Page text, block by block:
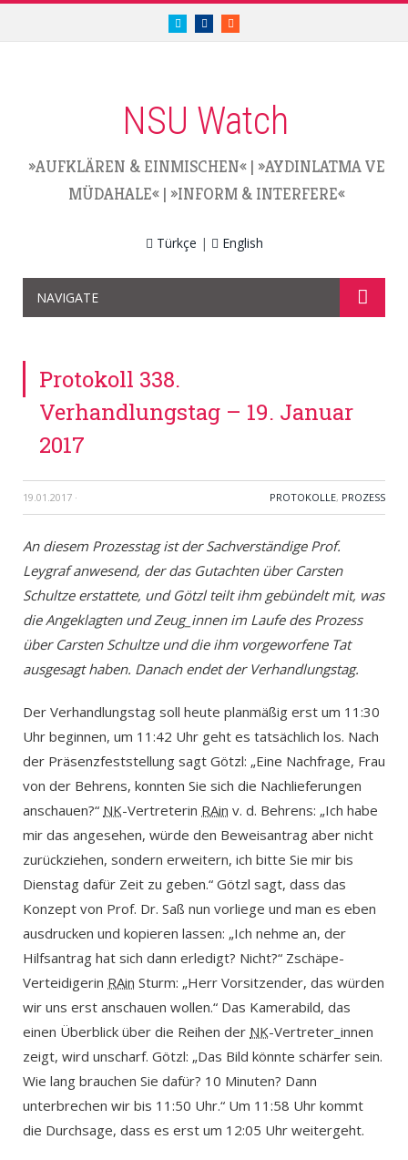
twitter.com/nsuwatch
facebook.com/nsuwatch
RSS
NSU Watch
»AUFKLÄREN & EINMISCHEN« | »AYDINLATMA VE
MÜDAHALE« | »INFORM & INTERFERE«
Türkçe | English
NAVIGATE
Protokoll 338.
Verhandlungstag – 19. Januar
2017
19.01.2017 · PROTOKOLLE, PROZESS
An diesem Prozesstag ist der Sachverständige Prof.
Leygraf anwesend, der das Gutachten über Carsten
Schultze erstattete, und Götzl teilt ihm gebündelt mit, was
die Angeklagten und Zeug_innen im Laufe des Prozess
über Carsten Schultze und die ihm vorgeworfene Tat
ausgesagt haben. Danach endet der Verhandlungstag.
Der Verhandlungstag soll heute planmäßig erst um 11:30
Uhr beginnen, um 11:42 Uhr geht es tatsächlich los. Nach
der Präsenzfeststellung sagt Götzl: „Eine Nachfrage, Frau
von der Behrens, konnten Sie sich die Nachlieferungen
anschauen?“ NK-Vertreterin RAin v. d. Behrens: „Ich habe
mir das angesehen, würde den Beweisantrag aber nicht
zurückziehen, sondern erweitern, ich bitte Sie mir bis
Dienstag dafür Zeit zu geben.“ Götzl sagt, dass das
Konzept von Prof. Dr. Saß nun vorliege und man es eben
ausdrucken und kopieren lassen: „Ich nehme an, der
Hilfsantrag hat sich dann erledigt? Nicht?“ Zschäpe-
Verteidigerin RAin Sturm: „Herr Vorsitzender, das würden
wir uns erst anschauen wollen.“ Das Kamerabild, das
einen Überblick über die Reihen der NK-Vertreter_innen
zeigt, wird unscharf. Götzl: „Das Bild könnte schärfer sein.
Wie lang brauchen Sie dafür? 10 Minuten? Dann
unterbrechen wir bis 11:50 Uhr.“ Um 11:58 Uhr kommt
die Durchsage, dass es erst um 12:05 Uhr weitergeht.